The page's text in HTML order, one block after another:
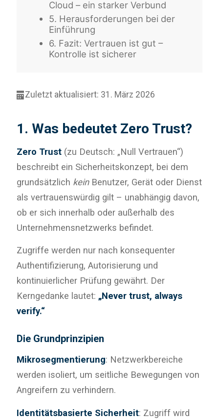
Cloud – ein starker Verbund
5. Herausforderungen bei der
Einführung
6. Fazit: Vertrauen ist gut –
Kontrolle ist sicherer
Zuletzt aktualisiert: 31. März 2026
1. Was bedeutet Zero Trust?
Zero Trust(zu Deutsch: „Null Vertrauen“)
beschreibt ein Sicherheitskonzept, bei dem
grundsätzlich keinBenutzer, Gerät oder Dienst
als vertrauenswürdig gilt – unabhängig davon,
ob er sich innerhalb oder außerhalb des
Unternehmensnetzwerks befindet.
Zugriffe werden nur nach konsequenter
Authentifizierung, Autorisierung und
kontinuierlicher Prüfung gewährt. Der
Kerngedanke lautet: „Never trust, always
verify.“
Die Grundprinzipien
Mikrosegmentierung: Netzwerkbereiche
werden isoliert, um seitliche Bewegungen von
Angreifern zu verhindern.
Identitätsbasierte Sicherheit: Zugriff wird